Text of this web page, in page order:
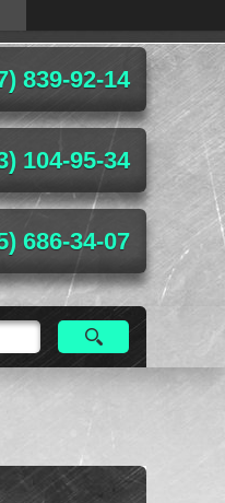
839-92-14
104-95-34
686-34-07